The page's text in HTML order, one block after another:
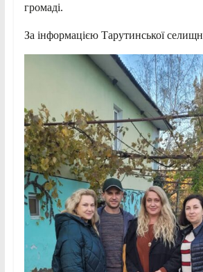
громаді.
За інформацією Тарутинської